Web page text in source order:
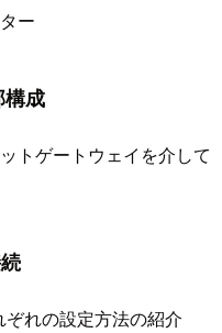
ー
成
トゲートウェイを介して
れの設定方法の紹介